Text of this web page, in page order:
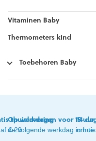
Vitaminen Baby
Thermometers kind
Toebehoren Baby
thuislevering
€ 29
Op werkdagen voor 15
de volgende werkdag in huis
14
om te